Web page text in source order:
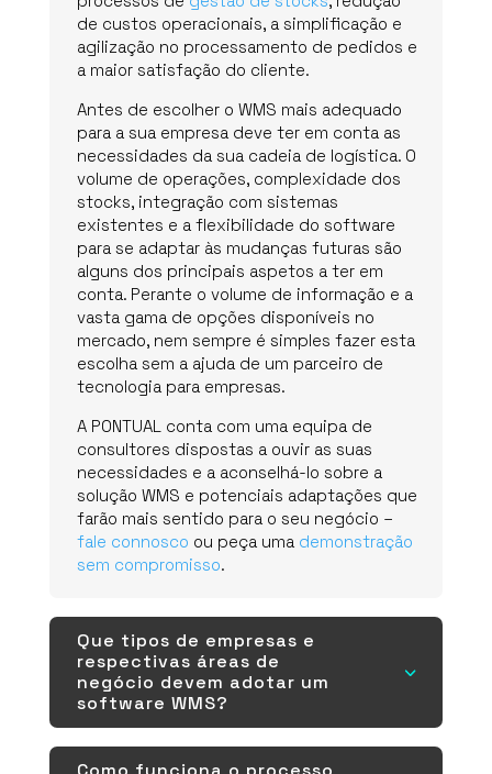
de custos operacionais, a simplificação e
agilização no processamento de pedidos e
a maior satisfação do cliente.
Antes de escolher o WMS mais adequado
para a sua empresa deve ter em conta as
necessidades da sua cadeia de logística. O
volume de operações, complexidade dos
stocks, integração com sistemas
existentes e a flexibilidade do software
para se adaptar às mudanças futuras são
alguns dos principais aspetos a ter em
conta. Perante o volume de informação e a
vasta gama de opções disponíveis no
mercado, nem sempre é simples fazer esta
escolha sem a ajuda de um parceiro de
tecnologia para empresas.
A PONTUAL conta com uma equipa de
consultores dispostas a ouvir as suas
necessidades e a aconselhá-lo sobre a
solução WMS e potenciais adaptações que
farão mais sentido para o seu negócio –
fale connosco ou peça uma demonstração
sem compromisso.
Que tipos de empresas e
respectivas áreas de
negócio devem adotar um
software WMS?
3